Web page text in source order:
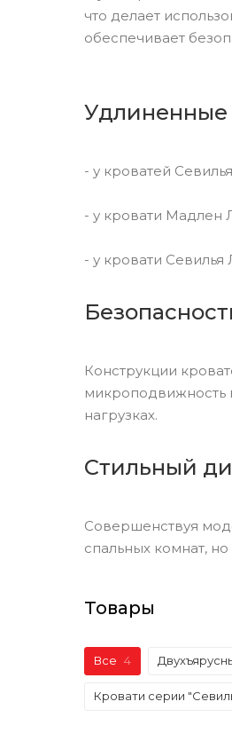
что делает
обеспечивает
Удлиненные
- у кроватей
- у кровати Мадлен
- у кровати
Конструкции
микроподвижность
нагрузках.
Стильный
Совершенствуя
спальных комнат,
Товары
Все 4
Кровати серии